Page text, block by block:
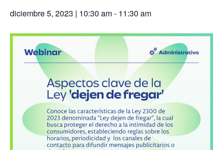
diciembre 5, 2023 | 10:30 am- 11:30 am